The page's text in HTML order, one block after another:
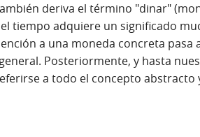
deriva el término "dinar"
tiempo adquiere un significado
a una moneda concreta pasa
Posteriormente, y hasta
a todo el concepto abstracto